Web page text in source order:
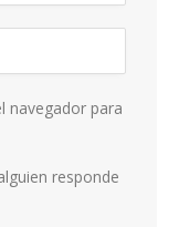
navegador para
responde